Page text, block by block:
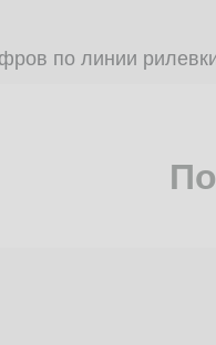
по линии